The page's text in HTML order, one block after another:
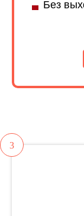
Без
3